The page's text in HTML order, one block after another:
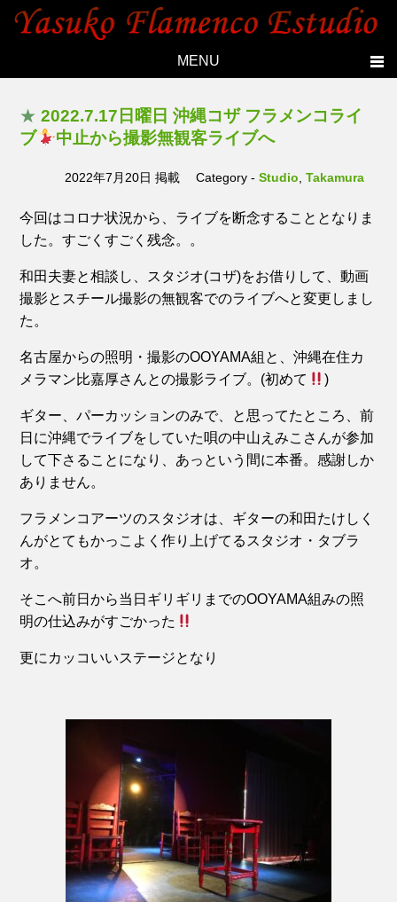
MENU
Topics
Lesson
Members
Photo
Contact
★ 2022.7.17日曜日 沖縄コザ フラメンコライ
ブ
中止から撮影無観客ライブへ
2022年7月20日 掲載 Category -Studio ,Takamura
今回はコロナ状況から、ライブを断念することとなりま
した。すごくすごく残念。。
和田夫妻と相談し、スタジオ(コザ)をお借りして、動画
撮影とスチール撮影の無観客でのライブへと変更しまし
た。
名古屋からの照明・撮影のOOYAMA組と、沖縄在住カ
メラマン比嘉厚さんとの撮影ライブ。(初めて
)
ギター、パーカッションのみで、と思ってたところ、前
日に沖縄でライブをしていた唄の中山えみこさんが参加
して下さることになり、あっという間に本番。感謝しか
ありません。
フラメンコアーツのスタジオは、ギターの和田たけしく
んがとてもかっこよく作り上げてるスタジオ・タブラ
オ。
そこへ前日から当日ギリギリまでのOOYAMA組みの照
明の仕込みがすごかった
更にカッコいいステージとなり